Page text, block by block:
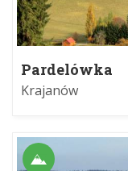
Pardelówka
Krajanów